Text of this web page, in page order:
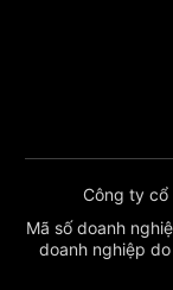
Công ty
Mã số doanh
doanh nghiệp